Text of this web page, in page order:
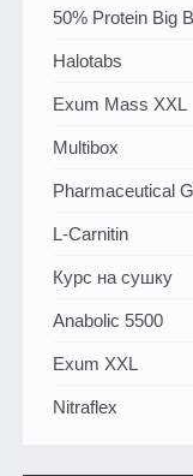
50% Protein Big
Halotabs
Exum Mass XXL
Multibox
Pharmaceutical
L-Carnitin
Курс на сушку
Anabolic 5500
Exum XXL
Nitraflex